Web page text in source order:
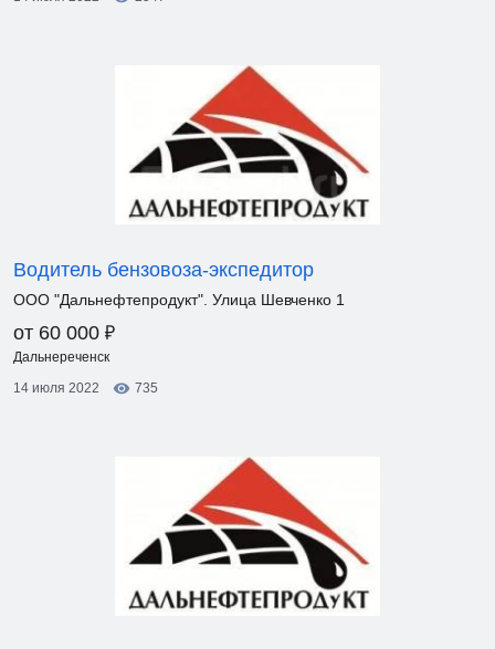
Водитель бензовоза-экспедитор
ООО "Дальнефтепродукт". Улица Шевченко 1
от 60 000 ₽
Дальнереченск
14 июля 2022
735